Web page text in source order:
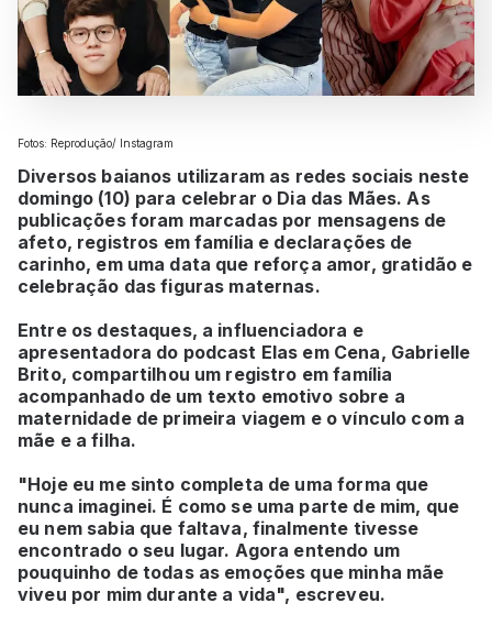
Fotos: Reprodução/ Instagram
Diversos baianos utilizaram as redes sociais neste
domingo (10) para celebrar o Dia das Mães. As
publicações foram marcadas por mensagens de
afeto, registros em família e declarações de
carinho, em uma data que reforça amor, gratidão e
celebração das figuras maternas.
Entre os destaques, a influenciadora e
apresentadora do podcast Elas em Cena, Gabrielle
Brito, compartilhou um registro em família
acompanhado de um texto emotivo sobre a
maternidade de primeira viagem e o vínculo com a
mãe e a filha.
"Hoje eu me sinto completa de uma forma que
nunca imaginei. É como se uma parte de mim, que
eu nem sabia que faltava, finalmente tivesse
encontrado o seu lugar. Agora entendo um
pouquinho de todas as emoções que minha mãe
viveu por mim durante a vida", escreveu.